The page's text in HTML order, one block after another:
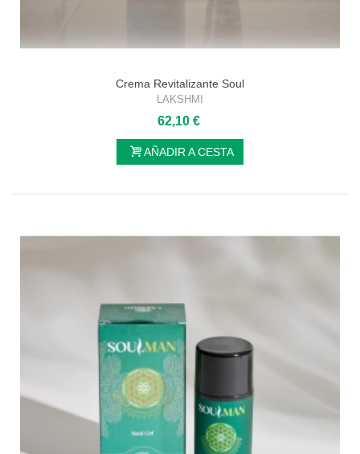
Crema Revitalizante Soul
LAKSHMI
62,10 €
AÑADIR A CESTA